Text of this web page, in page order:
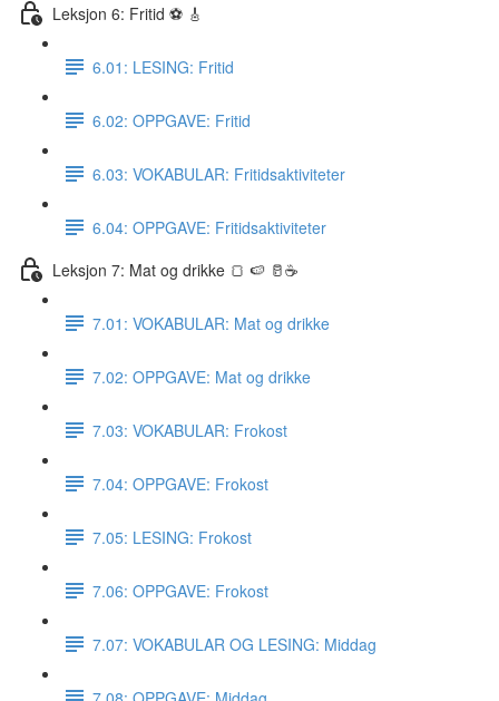
Leksjon 6: Fritid ⚽️ 🎸
6.01: LESING: Fritid
6.02: OPPGAVE: Fritid
6.03: VOKABULAR: Fritidsaktiviteter
6.04: OPPGAVE: Fritidsaktiviteter
Leksjon 7: Mat og drikke 🍞 🍉 🥛☕️
7.01: VOKABULAR: Mat og drikke
7.02: OPPGAVE: Mat og drikke
7.03: VOKABULAR: Frokost
7.04: OPPGAVE: Frokost
7.05: LESING: Frokost
7.06: OPPGAVE: Frokost
7.07: VOKABULAR OG LESING: Middag